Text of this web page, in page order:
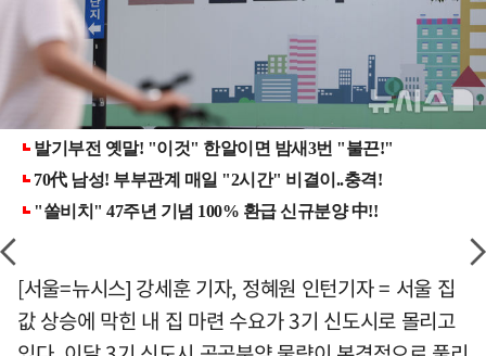
[서울=뉴시스] 강세훈 기자, 정혜원 인턴기자 = 서울 집
값 상승에 막힌 내 집 마련 수요가 3기 신도시로 몰리고